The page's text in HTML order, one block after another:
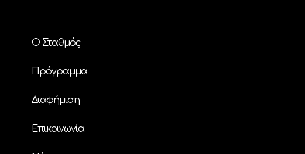
Ο Σταθμός
Πρόγραμμα
Διαφήμιση
Επικοινωνία